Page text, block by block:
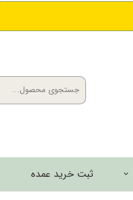
ثبت خرید عمده